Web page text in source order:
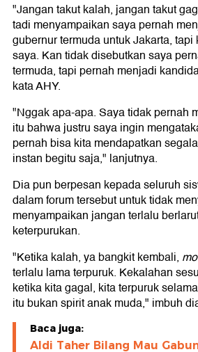
"Jangan takut kalah, jangan takut
tadi menyampaikan saya pernah
gubernur termuda untuk Jakarta,
saya. Kan tidak disebutkan saya
termuda, tapi pernah menjadi
kata AHY.
"Nggak apa-apa. Saya tidak pernah
itu bahwa justru saya ingin
pernah bisa kita mendapatkan
instan begitu saja," lanjutnya.
Dia pun berpesan kepada seluruh
dalam forum tersebut untuk tidak
menyampaikan jangan terlalu
keterpurukan.
"Ketika kalah, ya bangkit kembali,
terlalu lama terpuruk. Kekalahan
ketika kita gagal, kita terpuruk
itu bukan spirit anak muda," imbuh
Baca juga:
Aldi Taher Bilang Mau